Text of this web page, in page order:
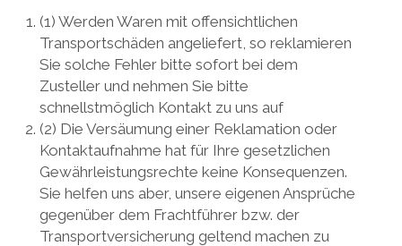
(1) Werden Waren mit offensichtlichen
Transportschäden angeliefert, so reklamieren
Sie solche Fehler bitte sofort bei dem
Zusteller und nehmen Sie bitte
schnellstmöglich Kontakt zu uns auf
(2) Die Versäumung einer Reklamation oder
Kontaktaufnahme hat für Ihre gesetzlichen
Gewährleistungsrechte keine Konsequenzen.
Sie helfen uns aber, unsere eigenen Ansprüche
gegenüber dem Frachtführer bzw. der
Transportversicherung geltend machen zu